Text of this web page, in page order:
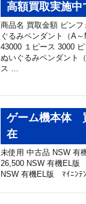
高額買取実施中
商品名 買取金額 ピン
ぐるみペンダント（A
43000 １ピース 3000
ぬいぐるみペンダント
ス …
ゲーム機本体
在
未使用 中古品 NSW
26,500 NSW 有機EL版
NSW 有機EL版 ﾏｲﾆﾝﾃ